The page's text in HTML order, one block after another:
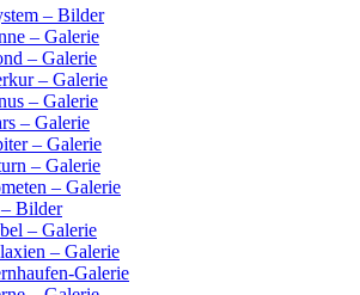
– Bilder
– Galerie
– Galerie
– Galerie
– Galerie
– Galerie
– Galerie
– Galerie
– Galerie
Bilder
– Galerie
– Galerie
Galerie